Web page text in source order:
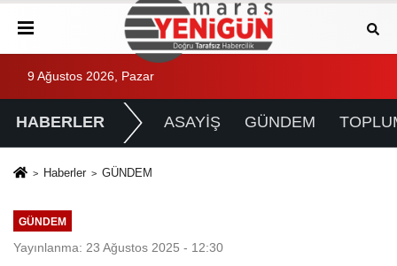
9 Ağustos 2026, Pazar
HABERLER ASAYİŞ GÜNDEM
Haberler GÜNDEM
GÜNDEM
Yayınlanma: 23 Ağustos 2025 - 12:30